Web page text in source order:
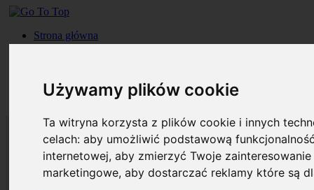
Używamy plików cookie
Ta witryna korzysta z plików cookie i innych
celach:aby umożliwić podstawową
internetowej,aby zmierzyć Twoje
marketingowe,aby dostarczać reklamy które są
Strona główna
Roczniki
Kontakt
Szukaj